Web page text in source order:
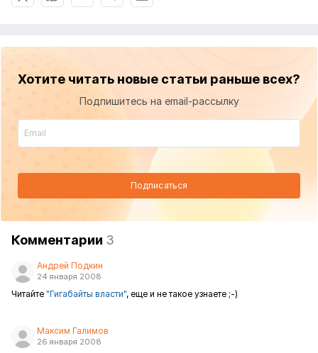
Хотите читать новые статьи раньше всех?
Подпишитесь на email-рассылку
Подписаться
Комментарии 3
Андрей Подкин
24 января 2008
Читайте "Гигабайты власти", еще и не такое узнаете ;-)
Максим Галимов
26 января 2008